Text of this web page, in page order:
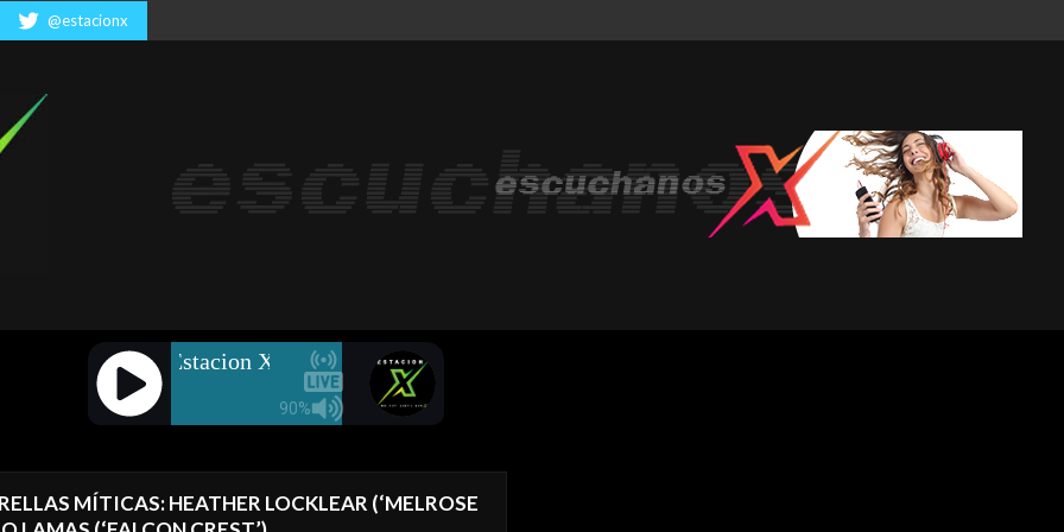
música para todos... los mejores exitos... artistas varios
@estacionx
MÍTICAS: HEATHER LOCKLEAR (‘MELROSE